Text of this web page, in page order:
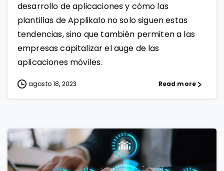
desarrollo de aplicaciones y cómo las
plantillas de Applikalo no solo siguen estas
tendencias, sino que también permiten a las
empresas capitalizar el auge de las
aplicaciones móviles.
agosto 18, 2023 Read more